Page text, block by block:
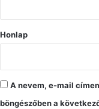
Honlap
A nevem, e-mail
böngészőben a